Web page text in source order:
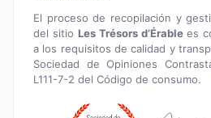
El proceso de recopilación y
del sitio Les Trésors d’Érablees
a los requisitos de calidad y
Sociedad de Opiniones
L111-7-2 del Código de consumo.